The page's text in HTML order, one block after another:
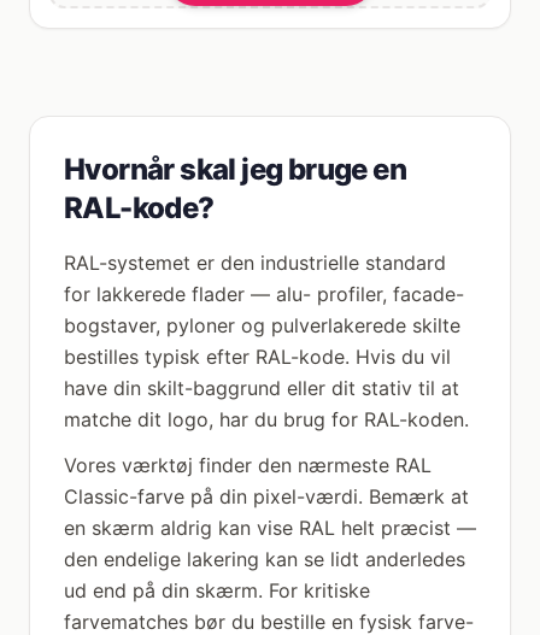
Hvornår skal jeg bruge en
RAL-kode?
RAL-systemet er den industrielle standard
for lakkerede flader — alu- profiler, facade-
bogstaver, pyloner og pulverlakerede skilte
bestilles typisk efter RAL-kode. Hvis du vil
have din skilt-baggrund eller dit stativ til at
matche dit logo, har du brug for RAL-koden.
Vores værktøj finder den nærmeste RAL
Classic-farve på din pixel-værdi. Bemærk at
en skærm aldrig kan vise RAL helt præcist —
den endelige lakering kan se lidt anderledes
ud end på din skærm. For kritiske
farvematches bør du bestille en fysisk farve-